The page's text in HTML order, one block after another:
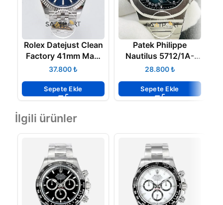
Rolex Datejust Clean
Factory 41mm Mavi
Kadran 904L Jubile
ETA
₺
Sepete Ekle
Patek Philippe
Nautilus 5712/1A-
001 V1₺
Sepete Ekle
İlgili ürünler